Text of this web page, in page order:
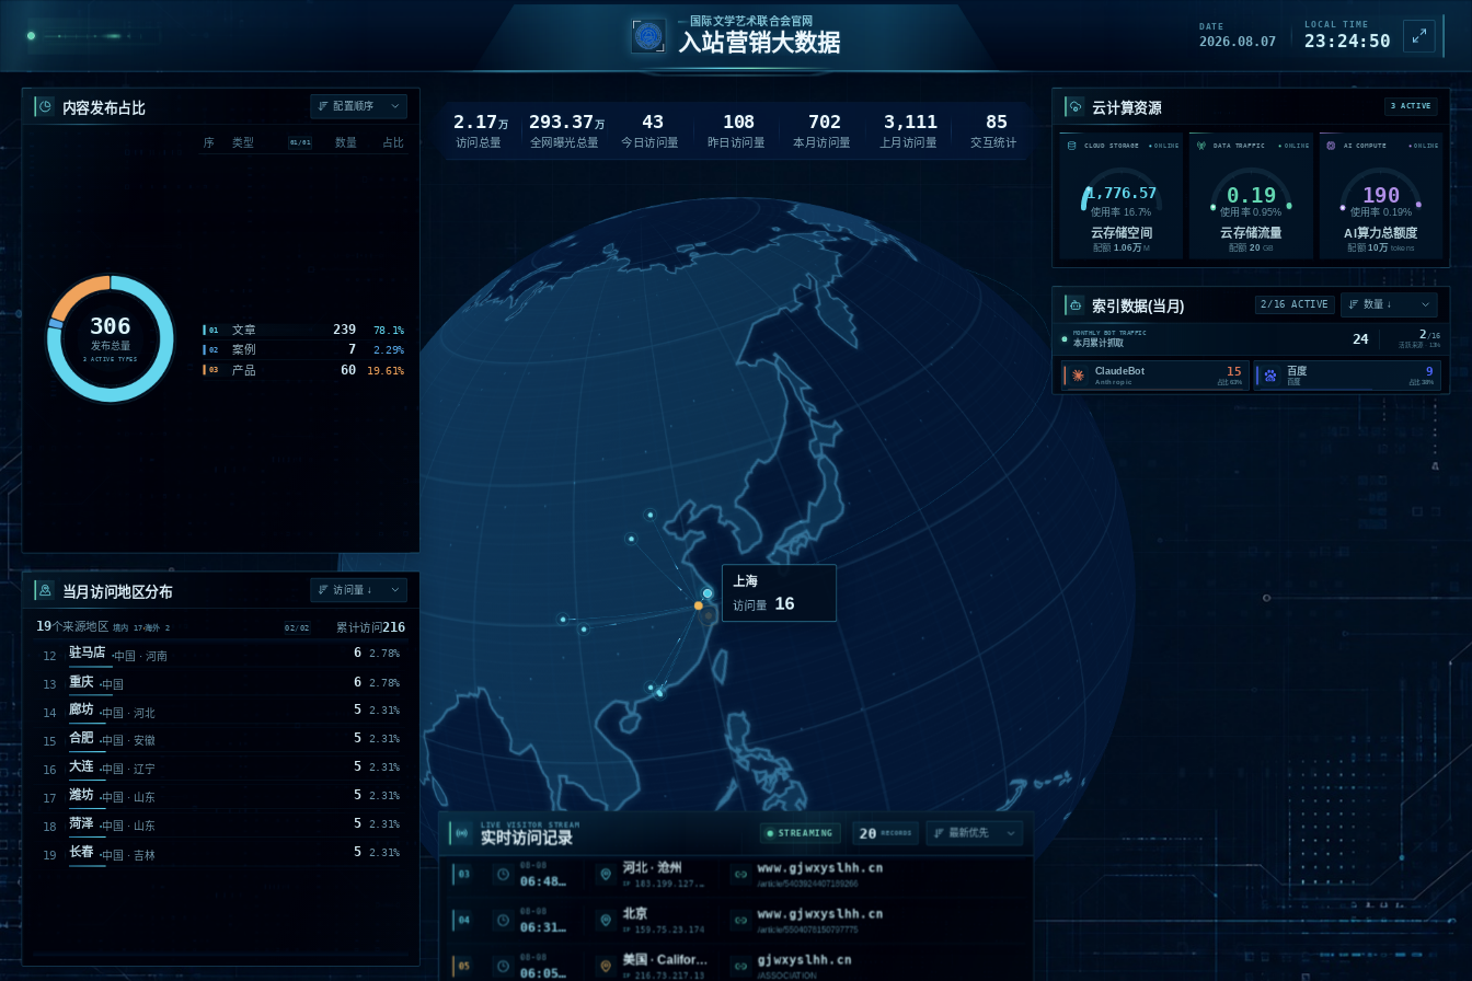
国际文学艺术联合会官网
入站营销大数据
DATE
2026.08.07
LOCAL TIME
23:24:52
成都
访问量 15
内容发布占比
306
发布总量
3 ACTIVE TYPES
序 类型 01 /01 数量 占比
01 文章 239 78.1%
02 案例 7 2.29%
03 产品 60 19.61%
当月访问地区分布
19个来源地区 境内 17 海外 2 01/02 累计访问 216
北京 中国
阳泉 中国 · 山西 26 12.04%
上海 中国 25 11.57%
成都 中国 · 四川 15 6.94%
Monrovia 美国 · California 13 6.02%
North Bergen 13 6.02%
广州 中国 · 广东 11 5.09%
香港 中国 7 3.24%
2.17万
访问总量
293.37 万
全网曝光总量
43
今日访问量
108
昨日访问量
702
本月访问量
3,111
上月访问量
85
交互统计
云计算资源 3 ACTIVE
CLOUD STORAGE ONLINE
1,776.57
使用率 16.7%
云存储空间
配额 1.06万 M
DATA TRAFFIC ONLINE
0.19
使用率0.95%
云存储流量
配额 20 GB
AI COMPUTE ONLINE
190
使用率0.19%
AI算力总额度
配额 10万 tokens
索引数据(当月) 2/16 ACTIVE
MONTHLY BOT TRAFFIC
本月累计抓取 24 2 /16
活跃来源 · 13 %
ClaudeBot
Anthropic
15
占比63%
百度
百度
9
占比38%
LIVE VISITOR STREAM
实时访问记录 STREAMING 20 RECORDS
08-08 山西 · 忻州
IP
gjwxyslhh.cn
/goods/2850269
06:52:44
山西 · 阳泉 gjwxyslhh.cn
/goods/2850335
08-08
IP 183.199.127.21
www.gjwxyslhh.cn
/article/5403924407189266
08-08 北京 www.gjwxyslhh.cn
08-08 美国 · California · Monrovia gjwxyslhh.cn
08-08 湖北 · 武汉 gjwxyslhh.cn